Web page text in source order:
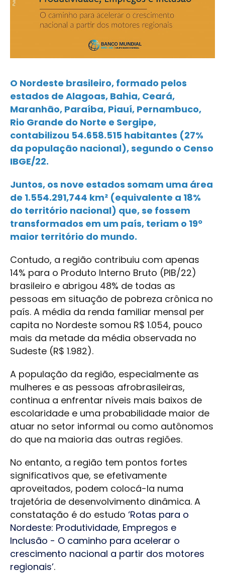
O Nordeste brasileiro, formado pelos
estados de Alagoas, Bahia, Ceará,
Maranhão, Paraíba, Piauí, Pernambuco,
Rio Grande do Norte e Sergipe,
contabilizou 54.658.515 habitantes (27%
da população nacional), segundo o Censo
IBGE/22.
Juntos, os nove estados somam uma área
de 1.554.291,744 km² (equivalente a 18%
do território nacional) que, se fossem
transformados em um país, teriam o 19º
maior território do mundo.
Contudo, a região contribuiu com apenas
14% para o Produto Interno Bruto (PIB/22)
brasileiro e abrigou 48% de todas as
pessoas em situação de pobreza crônica no
país. A média da renda familiar mensal per
capita no Nordeste somou R$ 1.054, pouco
mais da metade da média observada no
Sudeste (R$ 1.982).
A população da região, especialmente as
mulheres e as pessoas afrobrasileiras,
continua a enfrentar níveis mais baixos de
escolaridade e uma probabilidade maior de
atuar no setor informal ou como autônomos
do que na maioria das outras regiões.
No entanto, a região tem pontos fortes
significativos que, se efetivamente
aproveitados, podem colocá-la numa
trajetória de desenvolvimento dinâmica. A
constatação é do estudo ‘Rotas para o
Nordeste: Produtividade, Empregos e
Inclusão - O caminho para acelerar o
crescimento nacional a partir dos motores
regionais’.